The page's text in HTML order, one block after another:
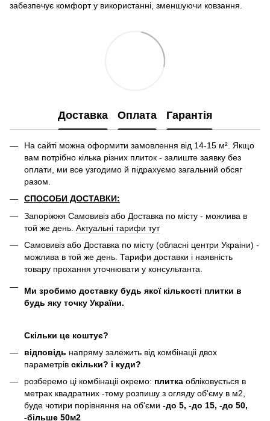
забезпечує комфорт у використанні, зменшуючи ковзання.
Доставка Оплата Гарантія
На сайті можна оформити замовлення від 14-15 м². Якщо
вам потрібно кілька різних плиток - залиште заявку без
оплати, ми все узгодимо й підрахуємо загальний обсяг
разом.
СПОСОБИ ДОСТАВКИ:
Запоріжжя Самовивіз або Доставка по місту - можлива в
той же день. Актуальні тарифи тут
Самовивіз або Доставка по місту (обласні центри Украіни) -
можлива в той же день. Тарифи доставки і наявність
товару прохання уточнювати у консультанта.
Ми зробимо доставку будь якої кількості плитки в
будь яку точку України.
Скільки це коштує?
відповідь напряму залежить від комбінаціі двох
параметрів скільки? і куди?
розберемо ці комбінаціі окремо: плитка обліковується в
метрах квадратних -тому розпишу з огляду об'єму в м2,
буде чотири порівняння на об'єми -до 5, -до 15, -до 50,
-більше 50м2